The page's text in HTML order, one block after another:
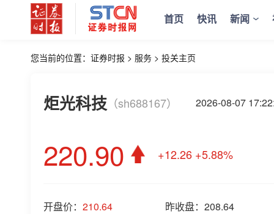
首页 快讯 新闻
您当前的位置： 证券时报 > 服务 > 投关主页
炬光科技 （sh688167） 2026-08-07
220.90 +12.26 +5.88%
开盘价： 210.64 昨收盘： 208.64